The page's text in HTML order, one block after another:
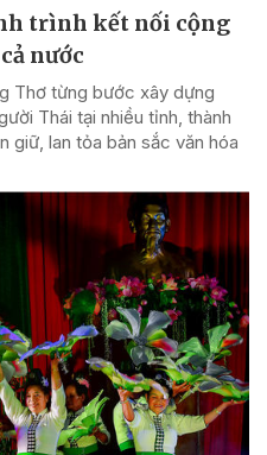
trình kết nối cộng
nước
Thơ từng bước xây dựng
Thái tại nhiều tỉnh, thành
giữ, lan tỏa bản sắc văn hóa